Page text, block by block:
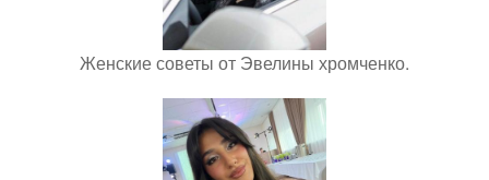
Женские советы от Эвелины хромченко.